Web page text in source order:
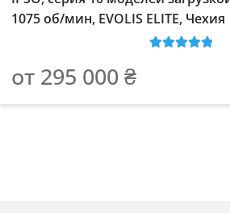
1075 об/мин, EVOLIS ELITE, Чехия
от 295 000 ₴